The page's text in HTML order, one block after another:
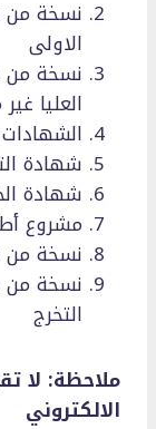
نسخة من
الاولى
نسخة من
العليا
شهادة
شهادة
مشروع
نسخة من
نسخة من
التخرج
ملاحظة: لا
الالكتروني